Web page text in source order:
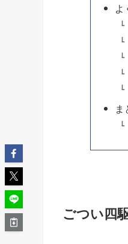
よ
ま
ごつい四